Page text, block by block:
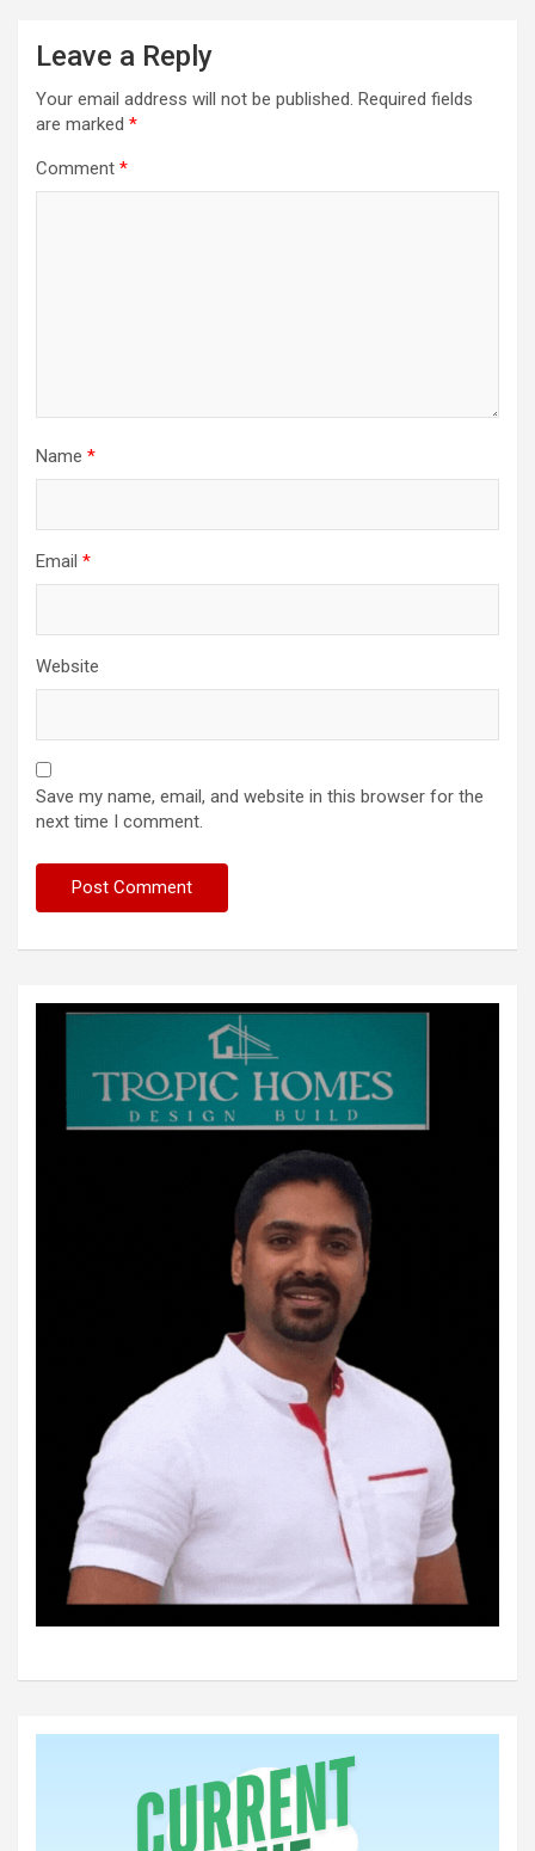
Leave a Reply
Your email address will not be published. Required fields
are marked *
Comment *
Name *
Email *
Website
Save my name, email, and website in this browser for the
next time I comment.